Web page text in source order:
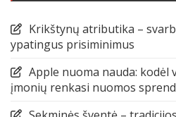
Krikštynų atributika –
ypatingus prisiminimus
Apple nuoma nauda: kodėl
įmonių renkasi nuomos